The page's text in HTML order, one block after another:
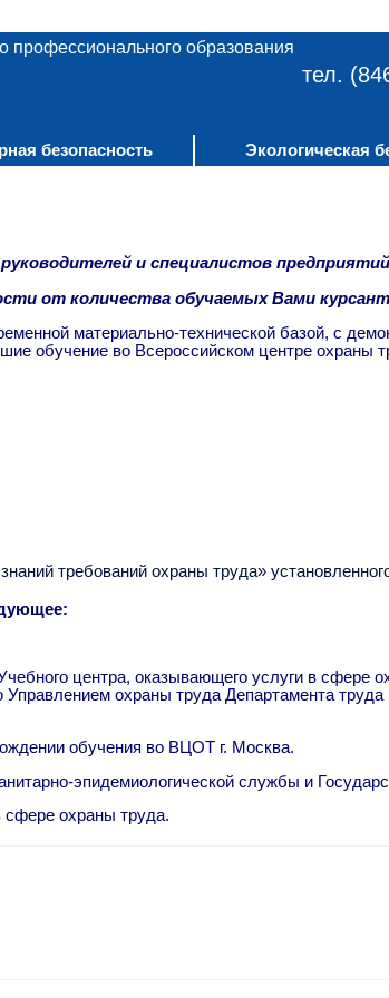
профессионального образования
тел.
безопасность Экологическая
и специалистов
от количества обучаемых Вами
материально-технической базой, с
обучение во Всероссийском центре охраны
требований охраны труда»
центра, оказывающего услуги в сфере
охраны труда Департамента
обучения во ВЦОТ г. Москва.
эпидемиологической службы и
сфере охраны труда.